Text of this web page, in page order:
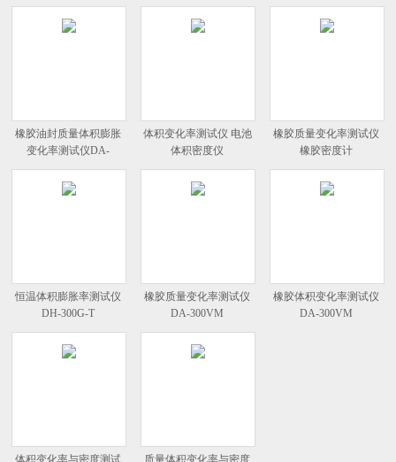
橡胶油封质量体积膨胀
变化率测试仪DA-
300VM
体积变化率测试仪 电池
体积密度仪
橡胶质量变化率测试仪
橡胶密度计
恒温体积膨胀率测试仪
DH-300G-T
橡胶质量变化率测试仪
DA-300VM
橡胶体积变化率测试仪
DA-300VM
体积变化率与密度测试 质量体积变化率与密度